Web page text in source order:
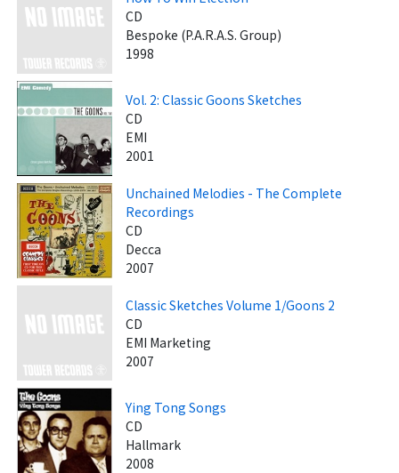
CD
Bespoke (P.A.R.A.S. Group)
1998
Vol. 2: Classic Goons Sketches
CD
EMI
2001
Unchained Melodies - The Complete
Recordings
CD
Decca
2007
Classic Sketches Volume 1/Goons 2
CD
EMI Marketing
2007
Ying Tong Songs
CD
Hallmark
2008